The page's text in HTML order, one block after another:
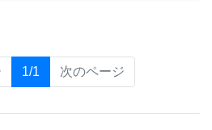
1/1 (current)
次のページ